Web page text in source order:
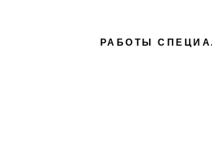
РАБОТЫ